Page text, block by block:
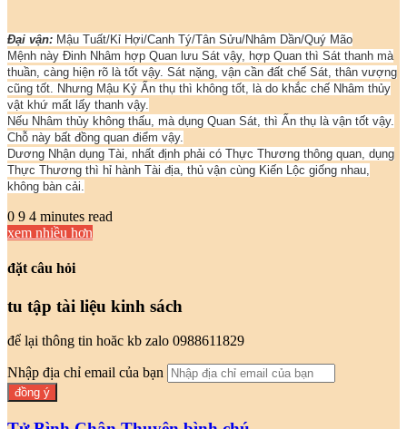
Đại vận: Mậu Tuất/Kỉ Hợi/Canh Tý/Tân Sửu/Nhâm Dần/Quý Mão
Mệnh này Đinh Nhâm hợp Quan lưu Sát vậy, hợp Quan thì Sát thanh mà
thuần, càng hiện rõ là tốt vậy. Sát nặng, vận cần đất chế Sát, thân vượng
cũng tốt. Nhưng Mậu Kỷ Ấn thụ thì không tốt, là do khắc chế Nhâm thủy
vật khứ mất lấy thanh vậy.
Nếu Nhâm thủy không thấu, mà dụng Quan Sát, thì Ấn thụ là vận tốt vậy.
Chỗ này bất đồng quan điểm vậy.
Dương Nhận dụng Tài, nhất định phải có Thực Thương thông quan, dụng
Thực Thương thì hỉ hành Tài địa, thủ vận cùng Kiến Lộc giống nhau,
không bàn cải.
0 9 4 minutes read
xem nhiều hơn
đặt câu hỏi
tu tập tài liệu kinh sách
để lại thông tin hoăc kb zalo 0988611829
Nhập địa chỉ email của bạn